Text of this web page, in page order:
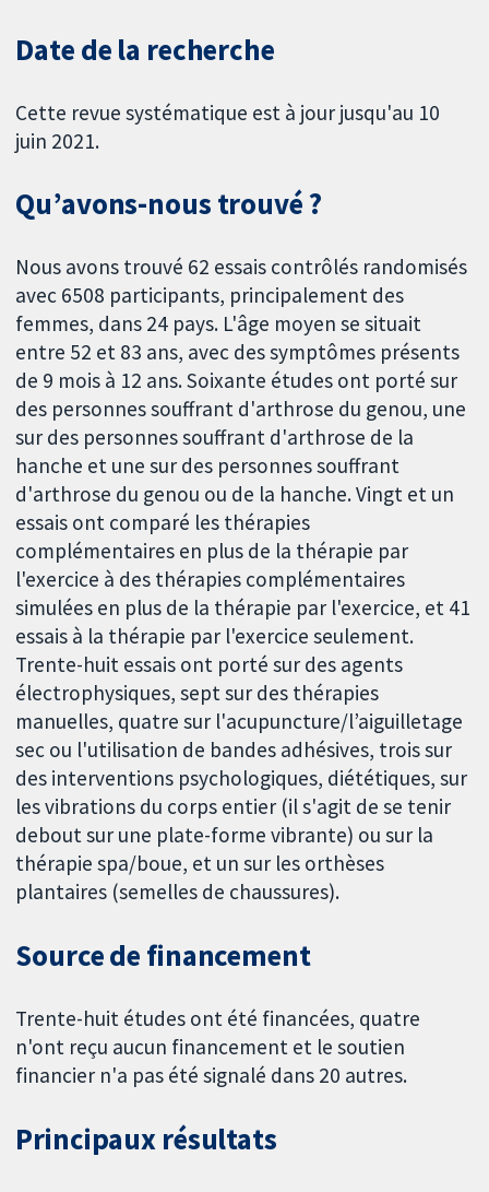
Date de la recherche
Cette revue systématique est à jour jusqu'au 10
juin 2021.
Qu’avons-nous trouvé ?
Nous avons trouvé 62 essais contrôlés randomisés
avec 6508 participants, principalement des
femmes, dans 24 pays. L'âge moyen se situait
entre 52 et 83 ans, avec des symptômes présents
de 9 mois à 12 ans. Soixante études ont porté sur
des personnes souffrant d'arthrose du genou, une
sur des personnes souffrant d'arthrose de la
hanche et une sur des personnes souffrant
d'arthrose du genou ou de la hanche. Vingt et un
essais ont comparé les thérapies
complémentaires en plus de la thérapie par
l'exercice à des thérapies complémentaires
simulées en plus de la thérapie par l'exercice, et 41
essais à la thérapie par l'exercice seulement.
Trente-huit essais ont porté sur des agents
électrophysiques, sept sur des thérapies
manuelles, quatre sur l'acupuncture/l’aiguilletage
sec ou l'utilisation de bandes adhésives, trois sur
des interventions psychologiques, diététiques, sur
les vibrations du corps entier (il s'agit de se tenir
debout sur une plate-forme vibrante) ou sur la
thérapie spa/boue, et un sur les orthèses
plantaires (semelles de chaussures).
Source de financement
Trente-huit études ont été financées, quatre
n'ont reçu aucun financement et le soutien
financier n'a pas été signalé dans 20 autres.
Principaux résultats